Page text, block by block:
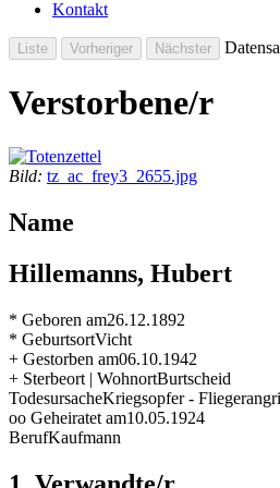
Kontakt
Verstorbene/r
Bild: tz_ac_frey3_2655.jpg
Name
Hillemanns, Hubert
* Geboren am26.12.1892
* GeburtsortVicht
+ Gestorben am06.10.1942
+ Sterbeort | WohnortBurtscheid
TodesursacheKriegsopfer -
oo Geheiratet am10.05.1924
BerufKaufmann